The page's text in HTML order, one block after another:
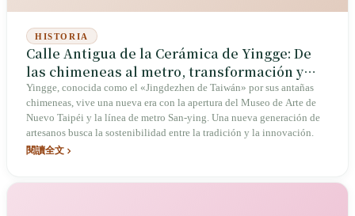
HISTORIA
Calle Antigua de la Cerámica de Yingge: De
las chimeneas al metro, transformación y
renacimiento de dos siglos de alfarería
Yingge, conocida como el «Jingdezhen de Taiwán» por sus antañas
chimeneas, vive una nueva era con la apertura del Museo de Arte de
Nuevo Taipéi y la línea de metro San-ying. Una nueva generación de
artesanos busca la sostenibilidad entre la tradición y la innovación.
閱讀全文